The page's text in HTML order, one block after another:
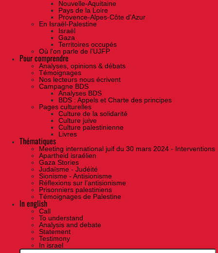
Nouvelle-Aquitaine
Pays de la Loire
Provence-Alpes-Côte d'Azur
En Israël-Palestine
Israël
Gaza
Territoires occupés
Où l'on parle de l'UJFP
Pour comprendre
Analyses, opinions & débats
Témoignages
Nos lecteurs nous écrivent
Campagne BDS
Analyses BDS
BDS : Appels et Charte des principes
Pages culturelles
Culture de la solidarité
Culture juive
Culture palestinienne
Livres
Thématiques
Meeting international juif du 30 mars 2024 - Interventions
Apartheid israélien
Gaza Stories
Judaïsme - Judéité
Sionisme - Antisionisme
Réflexions sur l’antisionisme
Prisonniers palestiniens
Témoignages de Palestine
In english
Call
To understand
Analysis and debate
Statement
Testimony
In israel